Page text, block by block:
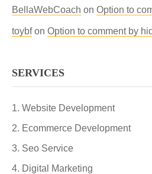
BellaWebCoach on Option to
toybfon Option to comment by
SERVICES
Website Development
Ecommerce Development
Seo Service
Digital Marketing